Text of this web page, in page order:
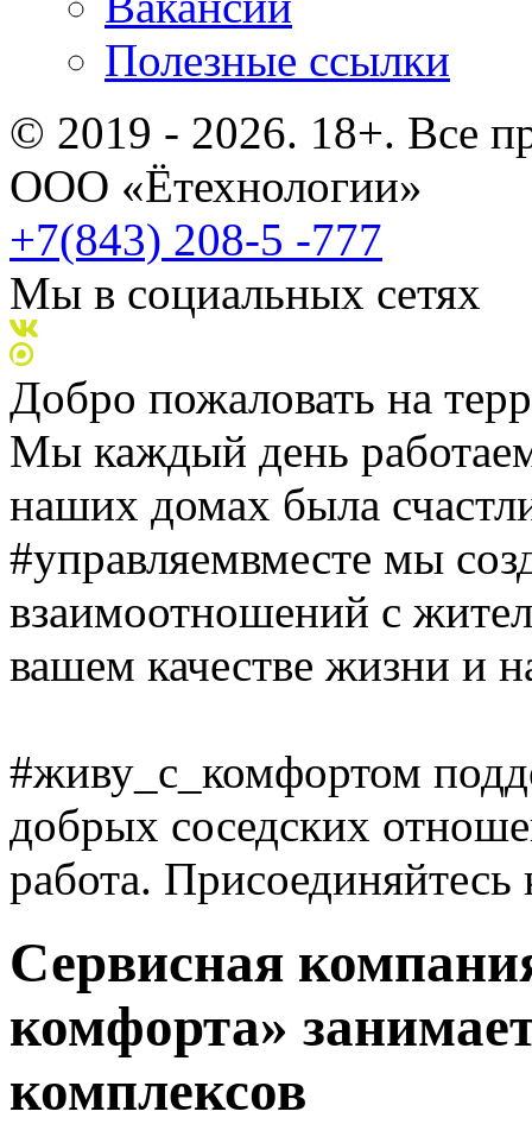
Полезные ссылки
© 2019 - 2026. 18+. Все
ООО «Ётехнологии»
+7(843) 208-5 -777
Мы в социальных сетях
Добро пожаловать на
Мы каждый день
наших домах была
#управляемвместе мы
взаимоотношений с
вашем качестве жизни и
#живу_с_комфортом
добрых соседских
работа.
Сервисная
комфорта»
комплексов